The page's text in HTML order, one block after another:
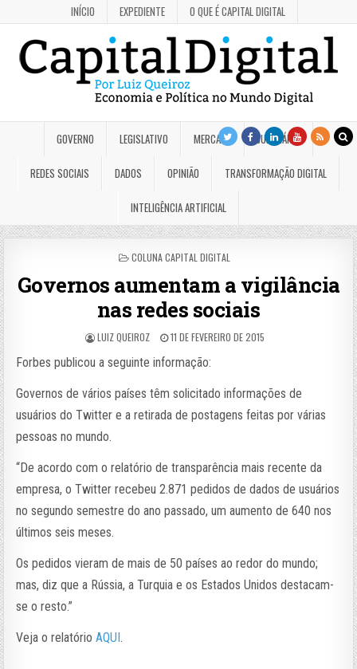
INÍCIO EXPEDIENTE O QUE É CAPITAL DIGITAL
GOVERNO LEGISLATIVO MERCADO JUDICIÁRIO
REDES SOCIAIS DADOS OPINIÃO TRANSFORMAÇÃO DIGITAL
INTELIGÊNCIA ARTIFICIAL
POSTED
COLUNA CAPITAL DIGITAL
Governos aumentam a vigilância
nas redes sociais
LUIZ QUEIROZ 11 DE FEVEREIRO DE 2015
Forbes publicou a seguinte informação:
Governos de vários países têm solicitado informações de
usuários do Twitter e a retirada de postagens feitas por várias
pessoas no mundo.
“De acordo com o relatório de transparência mais recente da
empresa, o Twitter recebeu 2.871 pedidos de dados de usuários
no segundo semestre do ano passado, um aumento de 640 nos
últimos seis meses.
Os pedidos vieram de mais de 50 países ao redor do mundo;
mas, diz que a Rússia, a Turquia e os Estados Unidos destacam-
se o resto.”
Veja o relatórioAQUI.